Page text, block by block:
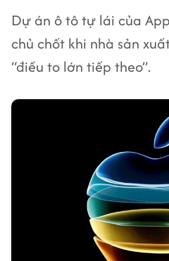
Dự án ô tô tự lái của
chủ chốt khi nhà sản
“điều to lớn tiếp theo”.